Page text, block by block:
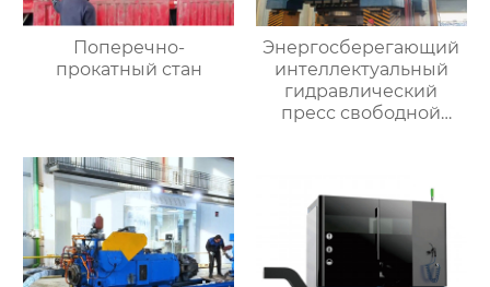
Поперечно-
прокатный стан
Энергосберегающий
интеллектуальный
гидравлический
пресс свободной